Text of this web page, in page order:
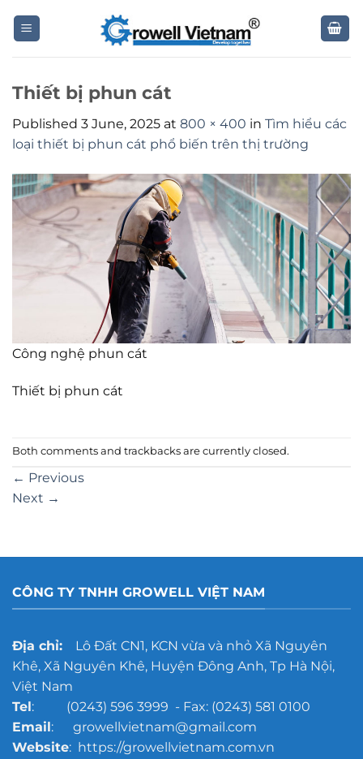
Thiết bị phun cát
Published 3 June, 2025 at 800 × 400 in Tìm hiểu các
loại thiết bị phun cát phổ biến trên thị trường
Công nghệ phun cát
Thiết bị phun cát
Both comments and trackbacks are currently closed.
← Previous
Next →
CÔNG TY TNHH GROWELL VIỆT NAM
Địa chỉ:Lô Đất CN1, KCN vừa và nhỏ Xã Nguyên
Khê, Xã Nguyên Khê, Huyện Đông Anh, Tp Hà Nội,
Việt Nam
Tel: (0243) 596 3999 - Fax: (0243) 581 0100
Email: growellvietnam@gmail.com
Website: https://growellvietnam.com.vn